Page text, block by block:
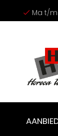
Ga
naar
Ma t/